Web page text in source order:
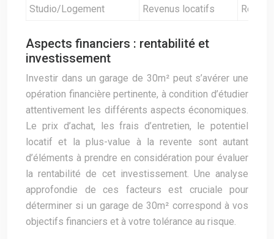
Studio/Logement Revenus locatifs
Aspects financiers : rentabilité et
investissement
Investir dans un garage de 30m² peut s’avérer une
opération financière pertinente, à condition d’étudier
attentivement les différents aspects économiques.
Le prix d’achat, les frais d’entretien, le potentiel
locatif et la plus-value à la revente sont autant
d’éléments à prendre en considération pour évaluer
la rentabilité de cet investissement. Une analyse
approfondie de ces facteurs est cruciale pour
déterminer si un garage de 30m² correspond à vos
objectifs financiers et à votre tolérance au risque.